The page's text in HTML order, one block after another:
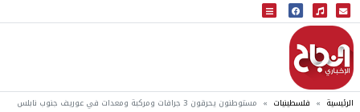
البث المباشر
إذاعة النجاح
الرئيسية فلسطينيات مستوطنون يحرقون 3 جرافات ومركبة ومعدات في عوريف جنوب نابلس